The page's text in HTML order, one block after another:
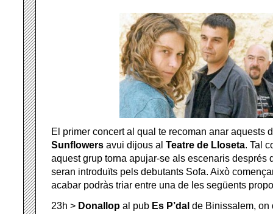
El primer concert al qual te recoman anar aquests
Sunflowers avui dijous al Teatre de Lloseta. Tal
aquest grup torna apujar-se als escenaris després
seran introduïts pels debutants Sofa. Això
acabar podràs triar entre una de les següents
23h > Donallop al pub Es P’dal de Binissalem, on